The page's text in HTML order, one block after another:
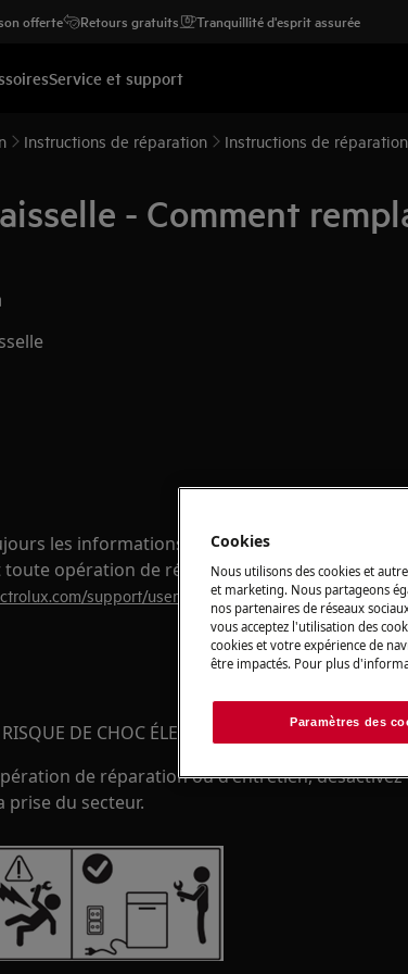
offerte Retours gratuits Tranquillité d'esprit assurée
Service et support
Instructions de réparation Instructions de
- Comment
les informations de sécurité du manuel
opération de réparation ou de
support/user-manuals/
RISQUE DE CHOC ÉLECTRIQUE
de réparation ou d'entretien, désactivez
prise du secteur.
Cookies
Nous utilisons des cookies et
et marketing. Nous partageons
nos partenaires de réseaux
vous acceptez l'utilisation des
cookies et votre expérience de
être impactés. Pour plus
Paramètres des